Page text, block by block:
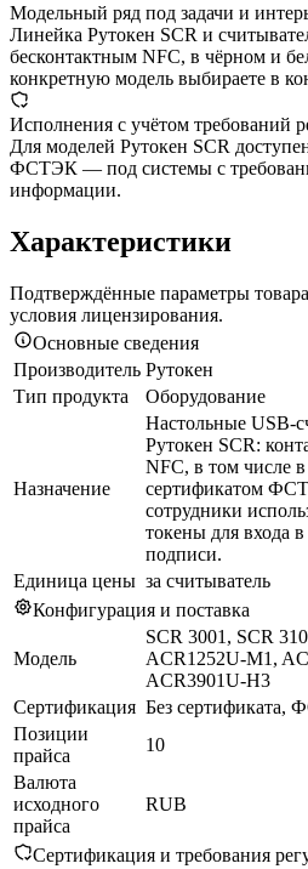
Модельный ряд под задачи и
Линейка Рутокен SCR и
бесконтактным NFC, в чёрном и
конкретную модель выбираете в
Исполнения с учётом требований
Для моделей Рутокен SCR
ФСТЭК — под системы с
информации.
Характеристики
Подтверждённые параметры
условия лицензирования.
Основные сведения
Производитель Рутокен
Тип продукта
Оборудование
Назначение
Настольные USB-
Рутокен SCR:
NFC, в том числе
сертификатом
сотрудники
токены для входа
подписи.
Единица цены за считыватель
Конфигурация и поставка
Модель
SCR 3001, SCR
ACR1252U-M1,
ACR3901U-H3
Сертификация Без сертификата,
Позиции
прайса
10
Валюта
исходного
прайса
RUB
Сертификация и требования